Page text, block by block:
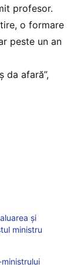
profesor.
o formare
peste un an
da afară”,
și
ministru